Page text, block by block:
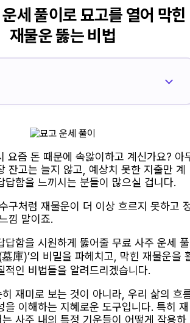
세 풀이로 묘고를 열어 막힌
재물운 뚫는 비법
요즘 돈 때문에 속앓이하고 계신가요? 아
잔고는 늘지 않고, 예상치 못한 지출만 계
답함을 느끼시는 분들이 많으실 겁니다.
구처럼 재물운이 더 이상 흐르지 못하고
낌 말이죠.
답함을 시원하게 뚫어줄 무료 사주 운세 풀
墓庫)’의 비밀을 파헤치고, 막힌 재물운을
적인 비법들을 알려드리겠습니다.
재미로 보는 것이 아니라, 우리 삶의 흐
을 이해하는 지혜로운 도구입니다. 특히 재
사주 내의 특정 기운들이 어떻게 작용하